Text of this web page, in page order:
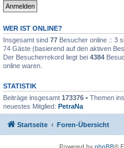
WER IST ONLINE?
Insgesamt sind 77 Besucher online :: 3
74 Gäste (basierend auf den aktiven
Der Besucherrekord liegt bei 4384
online waren.
STATISTIK
Beiträge insgesamt 173376 • Themen
neuestes Mitglied: PetraNa
Startseite Foren-Übersicht
Powered by phpBB®